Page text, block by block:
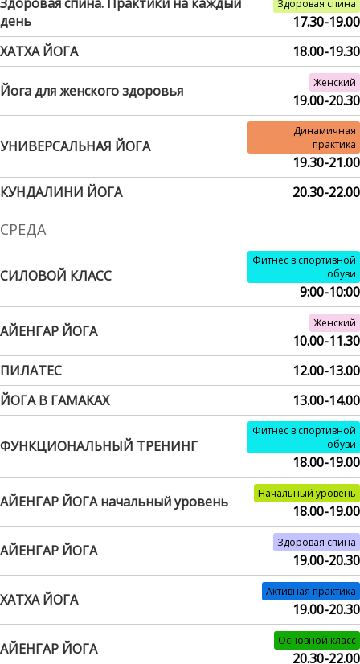
день
Здоровая спина
17.30-19.00
ХАТХА ЙОГА
18.00-19.30
Йога для женского здоровья Женский
19.00-20.30
УНИВЕРСАЛЬНАЯ ЙОГА
Динамичная
практика
19.30-21.00
КУНДАЛИНИ ЙОГА
20.30-22.00
СРЕДА
СИЛОВОЙ КЛАСС
Фитнес в спортивной
обуви
9:00-10:00
АЙЕНГАР ЙОГА Женский
10.00-11.30
ПИЛАТЕС
12.00-13.00
ЙОГА В ГАМАКАХ
13.00-14.00
ФУНКЦИОНАЛЬНЫЙ ТРЕНИНГ
Фитнес в спортивной
обуви
18.00-19.00
АЙЕНГАР ЙОГА начальный уровень Начальный уровень
18.00-19.00
АЙЕНГАР ЙОГА Здоровая спина
19.00-20.30
ХАТХА ЙОГА Активная практика
19.00-20.30
АЙЕНГАР ЙОГА Основной класс
20.30-22.00